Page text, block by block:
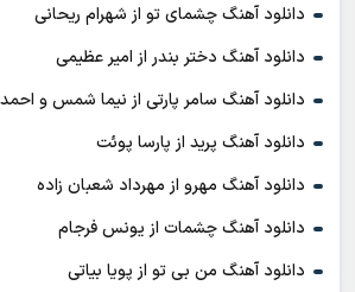
دانلود آهنگ چشمای تو از شهرام ریحانی
دانلود آهنگ دختر بندر از امیر عظیمی
دانلود آهنگ سامر پارتی از نیما شمس و
دانلود آهنگ پرید از پارسا پوئت
دانلود آهنگ مهرو از مهرداد شعبان زاده
دانلود آهنگ چشمات از یونس فرجام
دانلود آهنگ من بی تو از پویا بیاتی